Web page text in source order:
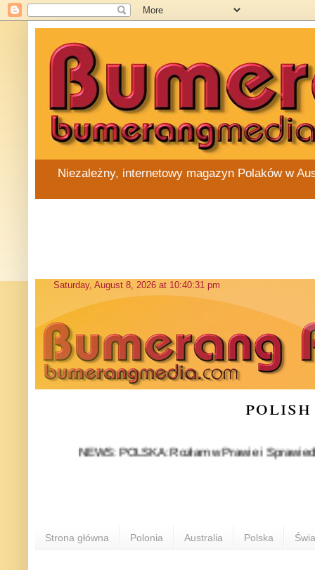
Niezależny, internetowy magazyn Polaków w
NEWS: POLSKA: Rozłam w Prawie i
Strona główna Polonia Australia Polska